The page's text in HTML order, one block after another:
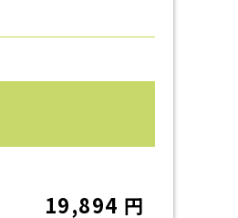
19,894 円